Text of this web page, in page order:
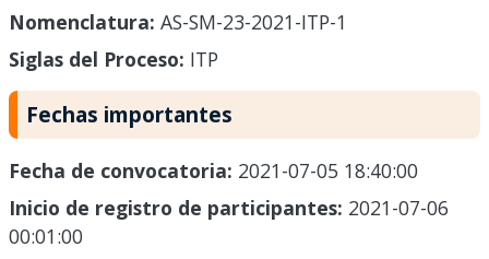
Nomenclatura: AS-SM-23-2021-ITP-1
Siglas del Proceso: ITP
Fechas importantes
Fecha de convocatoria: 2021-07-05 18:40:00
Inicio de registro de participantes: 2021-07-06
00:01:00